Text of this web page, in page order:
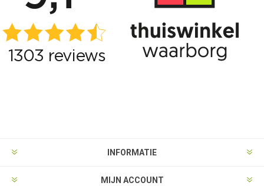
INFORMATIE
MIJN ACCOUNT